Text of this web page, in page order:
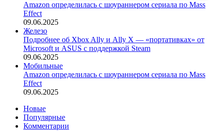
Amazon определилась с шоураннером сериала по Mass
Effect
09.06.2025
Железо
Подробнее об Xbox Ally и Ally X — «портативках» от
Microsoft и ASUS с поддержкой Steam
09.06.2025
Мобильные
Amazon определилась с шоураннером сериала по Mass
Effect
09.06.2025
Новые
Популярные
Комментарии